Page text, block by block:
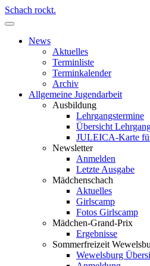
Schach rockt.
News
Aktuelles
Terminliste
Terminkalender
Archiv
Allgemeine Jugendarbeit
Ausbildung
Lehrgangstermine
Übersicht
JULEICA-Karte
Newsletter
Anmelden
Letzte Ausgabe
Mädchenschach
Aktuelles
Girlscamp
Fotos Girlscamp
Mädchen-Grand-Prix
Ergebnisse
Sommerfreizeit
Wewelsburg